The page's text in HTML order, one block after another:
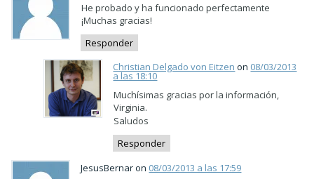
He probado y ha funcionado perfectamente
¡Muchas gracias!
Responder
Christian Delgado von Eitzen on 08/03/2013
a las 18:10
Muchísimas gracias por la información,
Virginia.
Saludos
Responder
JesusBernar on 08/03/2013 a las 17:59